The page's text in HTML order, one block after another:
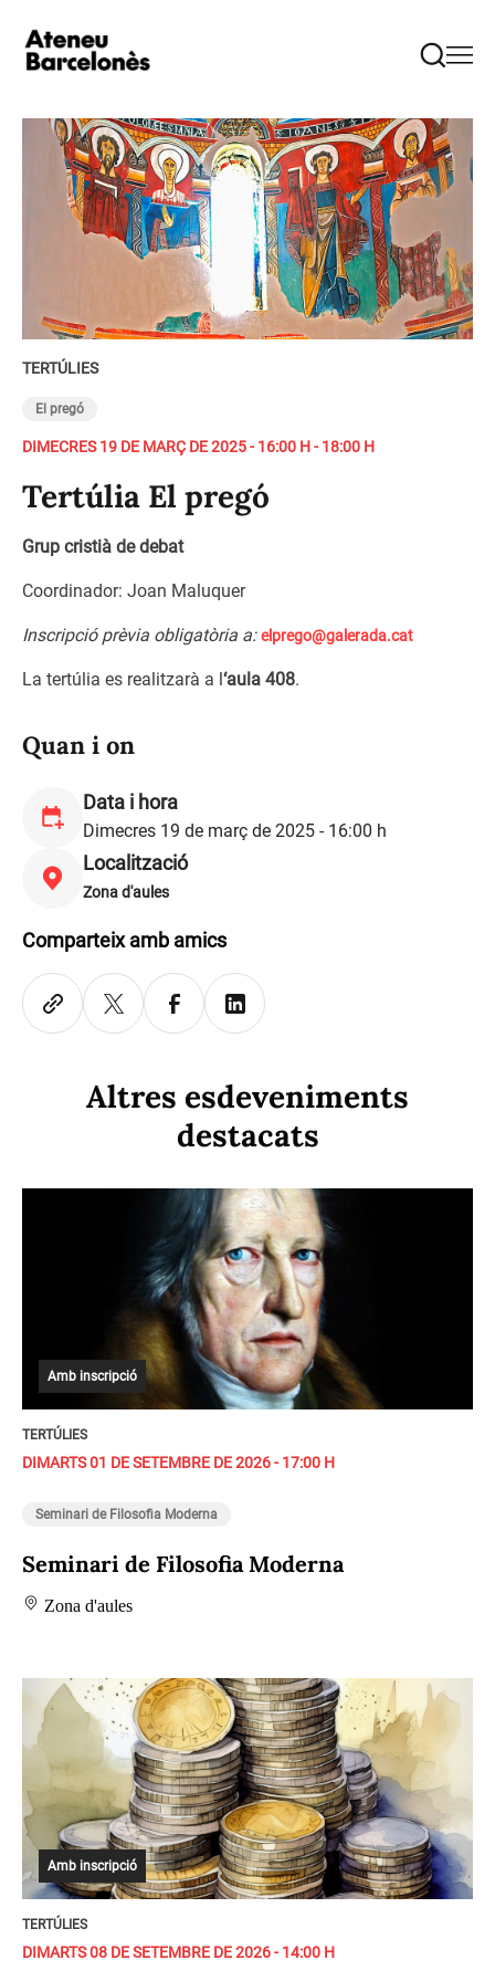
TERTÚLIES
El pregó
DIMECRES 19 DE MARÇ DE 2025 - 16:00 H - 18:00 H
Tertúlia El pregó
Grup cristià de debat
Coordinador: Joan Maluquer
Inscripció prèvia obligatòria a:elprego@galerada.cat
La tertúlia es realitzarà a l‘aula 408.
Quan i on
Data i hora
Dimecres 19 de març de 2025 - 16:00 h
Localització
Zona d'aules
Comparteix amb amics
Altres esdeveniments
destacats
Amb inscripció
TERTÚLIES
DIMARTS 01 DE SETEMBRE DE 2026 - 17:00 H
Seminari de Filosofia Moderna
Seminari de Filosofia Moderna
Zona d'aules
Amb inscripció
TERTÚLIES
DIMARTS 08 DE SETEMBRE DE 2026 - 14:00 H